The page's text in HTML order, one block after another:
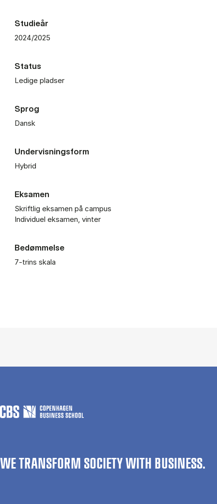
Studieår
2024/2025
Status
Ledige pladser
Sprog
Dansk
Undervisningsform
Hybrid
Eksamen
Skriftlig eksamen på campus
Individuel eksamen, vinter
Bedømmelse
7-trins skala
WE TRANSFORM SOCIETY WITH BUSINESS.